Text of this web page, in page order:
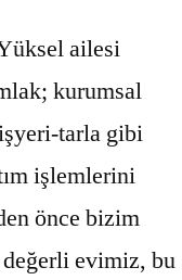
ailesi
kurumsal
tarla gibi
işlemlerini
önce bizim
evimiz, bu